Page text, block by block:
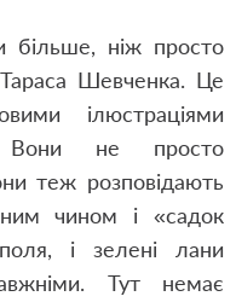
більше, ніж просто
Тараса Шевченка. Це
ілюстраціями
Вони не просто
теж розповідають
чином і «садок
і зелені лани
Тут немає